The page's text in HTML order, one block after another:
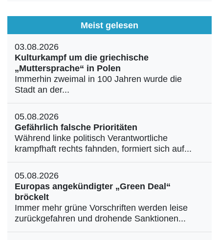
Meist gelesen
03.08.2026
Kulturkampf um die griechische
„Muttersprache“ in Polen
Immerhin zweimal in 100 Jahren wurde die
Stadt an der...
05.08.2026
Gefährlich falsche Prioritäten
Während linke politisch Verantwortliche
krampfhaft rechts fahnden, formiert sich auf...
05.08.2026
Europas angekündigter „Green Deal“
bröckelt
Immer mehr grüne Vorschriften werden leise
zurückgefahren und drohende Sanktionen...